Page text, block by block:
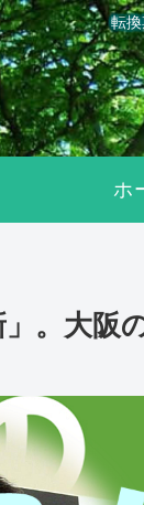
転
ホ
。大阪